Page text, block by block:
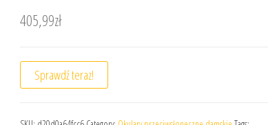
405,99zł
Sprawdź teraz!